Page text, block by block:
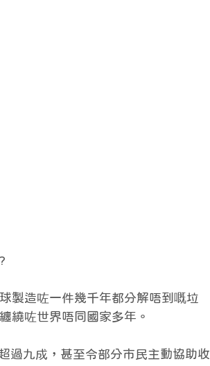
製造咗一件幾千年都分解唔到嘅垃
繞咗世界唔同國家多年。
過九成，甚至令部分市民主動協助收